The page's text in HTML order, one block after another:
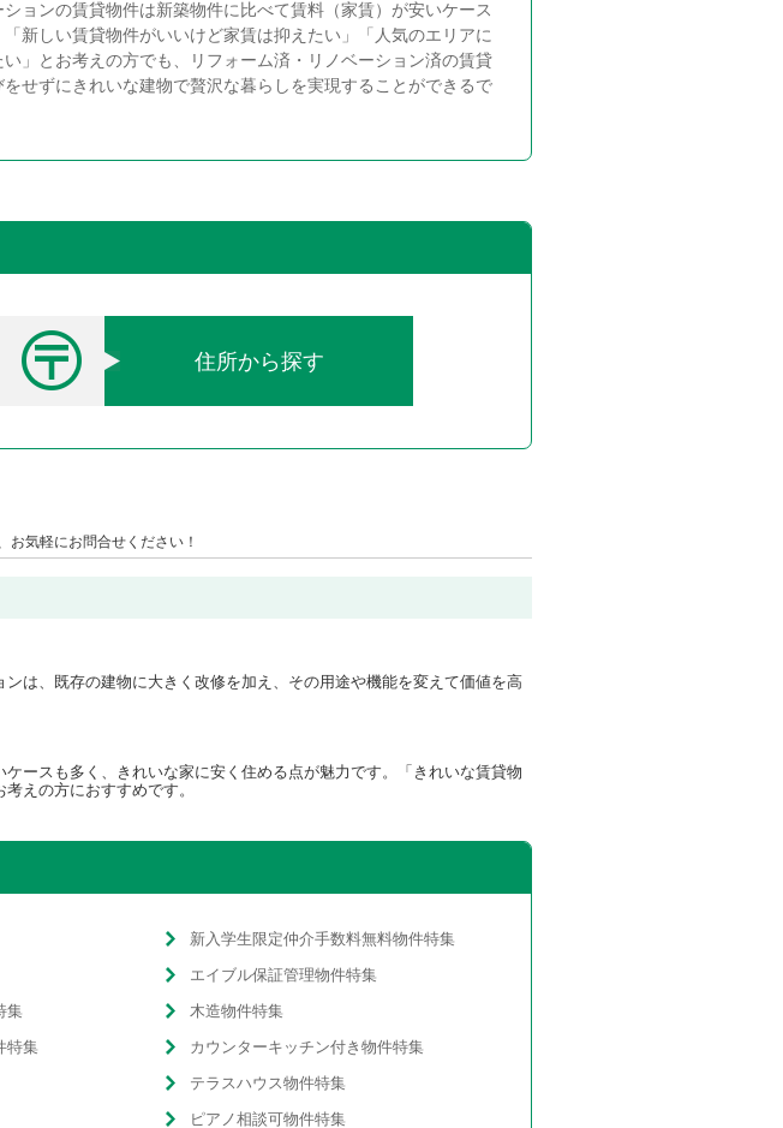
ションの賃貸物件は新築物件に比べて賃料（家賃）が安いケース
新しい賃貸物件がいいけど家賃は抑えたい」「人気のエリアに
」とお考えの方でも、リフォーム済・リノベーション済の賃貸
せずにきれいな建物で贅沢な暮らしを実現することができるで
住所から探す
気軽にお問合せください！
は、既存の建物に大きく改修を加え、その用途や機能を変えて価値を高
ースも多く、きれいな家に安く住める点が魅力です。「きれいな賃貸物
えの方におすすめです。
新入学生限定仲介手数料無料物件特集
エイブル保証管理物件特集
集
木造物件特集
特集
カウンターキッチン付き物件特集
テラスハウス物件特集
ピアノ相談可物件特集